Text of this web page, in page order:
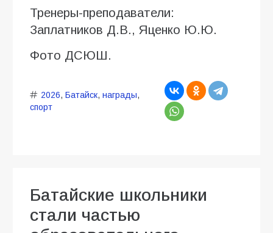
Тренеры-преподаватели:
Заплатников Д.В., Яценко Ю.Ю.
Фото ДСЮШ.
2026, Батайск, награды,
спорт
Батайские школьники
стали частью